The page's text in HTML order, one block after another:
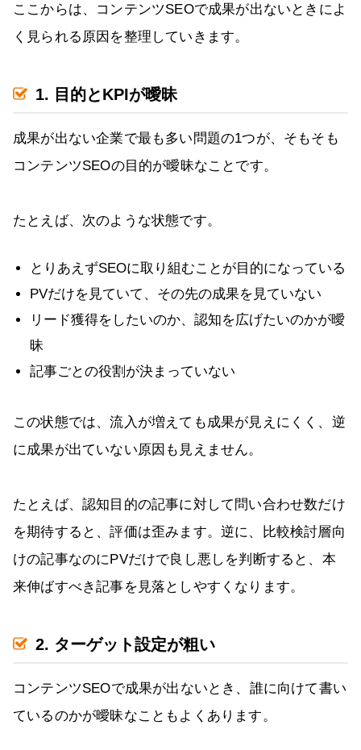
ここからは、コンテンツSEOで成果が出ないときによ
く見られる原因を整理していきます。
1. 目的とKPIが曖昧
成果が出ない企業で最も多い問題の1つが、そもそも
コンテンツSEOの目的が曖昧なことです。
たとえば、次のような状態です。
とりあえずSEOに取り組むことが目的になっている
PVだけを見ていて、その先の成果を見ていない
リード獲得をしたいのか、認知を広げたいのかが曖
昧
記事ごとの役割が決まっていない
この状態では、流入が増えても成果が見えにくく、逆
に成果が出ていない原因も見えません。
たとえば、認知目的の記事に対して問い合わせ数だけ
を期待すると、評価は歪みます。逆に、比較検討層向
けの記事なのにPVだけで良し悪しを判断すると、本
来伸ばすべき記事を見落としやすくなります。
2. ターゲット設定が粗い
コンテンツSEOで成果が出ないとき、誰に向けて書い
ているのかが曖昧なこともよくあります。